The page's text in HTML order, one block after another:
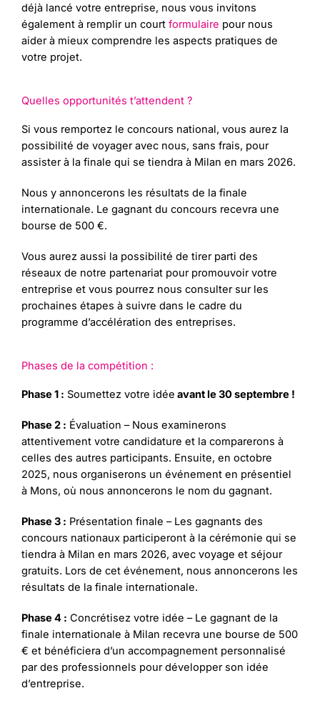
déjà lancé votre entreprise, nous vous invitons
également à remplir un court formulaire pour nous
aider à mieux comprendre les aspects pratiques de
votre projet.
Quelles opportunités t’attendent ?
Si vous remportez le concours national, vous aurez la
possibilité de voyager avec nous, sans frais, pour
assister à la finale qui se tiendra à Milan en mars 2026.
Nous y annoncerons les résultats de la finale
internationale. Le gagnant du concours recevra une
bourse de 500 €.
Vous aurez aussi la possibilité de tirer parti des
réseaux de notre partenariat pour promouvoir votre
entreprise et vous pourrez nous consulter sur les
prochaines étapes à suivre dans le cadre du
programme d’accélération des entreprises.
Phases de la compétition :
Phase 1 : Soumettez votre idée avant le 30 septembre !
Phase 2 : Évaluation – Nous examinerons
attentivement votre candidature et la comparerons à
celles des autres participants. Ensuite, en octobre
2025, nous organiserons un événement en présentiel
à Mons, où nous annoncerons le nom du gagnant.
Phase 3 : Présentation finale – Les gagnants des
concours nationaux participeront à la cérémonie qui se
tiendra à Milan en mars 2026, avec voyage et séjour
gratuits. Lors de cet événement, nous annoncerons les
résultats de la finale internationale.
Phase 4 : Concrétisez votre idée – Le gagnant de la
finale internationale à Milan recevra une bourse de 500
€ et bénéficiera d’un accompagnement personnalisé
par des professionnels pour développer son idée
d’entreprise.